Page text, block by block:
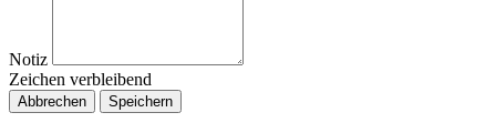
Notiz
Zeichen verbleibend
Abbrechen Speichern